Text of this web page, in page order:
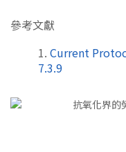
參考文獻
Current
7.3.9